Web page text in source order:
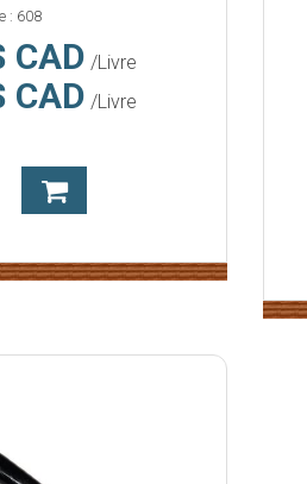
: 608
CAD /Livre
CAD /Livre